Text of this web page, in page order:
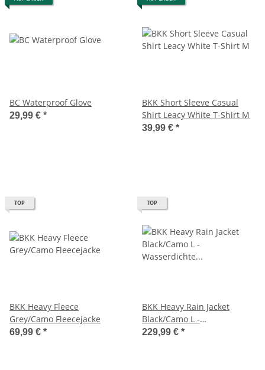
BC Waterproof Glove
29,99 € *
BKK Short Sleeve Casual
Shirt Leacy White T-Shirt M
39,99 € *
TOP
BKK Heavy Fleece
Grey/Camo Fleecejacke
69,99 € *
TOP
BKK Heavy Rain Jacket
Black/Camo L -
Wasserdichte Angeljacke
229,99 € *